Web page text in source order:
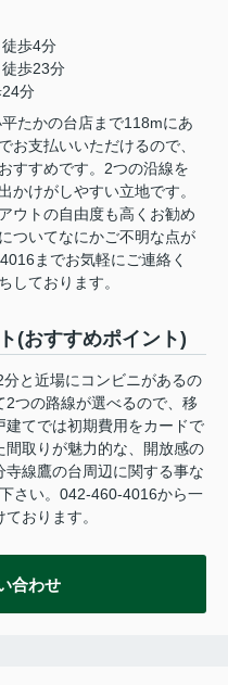
徒歩4分
徒歩23分
24分
たかの台店まで118mにあ
お支払いいただけるので、
すすめです。2つの沿線を
かけがしやすい立地です。
ウトの自由度も高くお勧め
ついてなにかご不明な点が
までお気軽にご連絡く
しております。
(おすすめポイント)
と近場にコンビニがあるの
つの路線が選べるので、移
てでは初期費用をカードで
取りが魅力的な、開放感の
線鷹の台周辺に関する事な
さい。042-460-4016から一
おります。
合わせ